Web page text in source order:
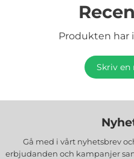
Produkten har
Skriv en
Gå med i vårt nyhetsbrev
erbjudanden och kampanjer